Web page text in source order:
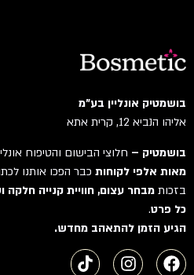
בושמטיק אונליין בע"מ
אליהו הנביא 12, קרית אתא
בושמטיק –חלוצי הבישום והטיפוח
מאות אלפי לקוחותכבר הפכו אותנו
בזכותמבחר עצום, חוויית קנייה חלקה
כל פרט.
הגיע הזמן להתאהב מחדש.